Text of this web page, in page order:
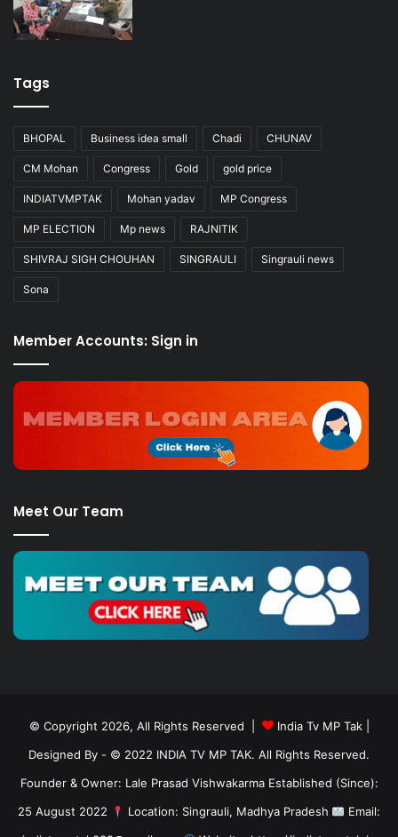
Tags
BHOPAL Business idea small Chadi CHUNAV
CM Mohan Congress Gold gold price
INDIATVMPTAK Mohan yadav MP Congress
MP ELECTION Mp news RAJNITIK
SHIVRAJ SIGH CHOUHAN SINGRAULI Singrauli news
Sona
Member Accounts: Sign in
Meet Our Team
© Copyright 2026, All Rights Reserved | India Tv MP Tak|
Designed By - © 2022 INDIA TV MP TAK. All Rights Reserved.
Founder & Owner: Lale Prasad Vishwakarma Established (Since):
25 August 2022
Location: Singrauli, Madhya Pradesh
Email: